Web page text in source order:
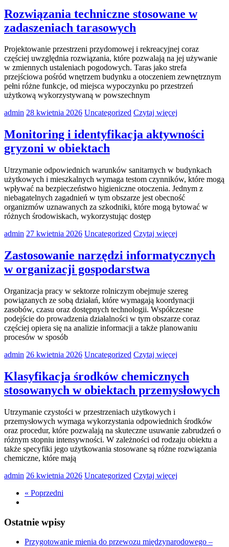
Rozwiązania techniczne stosowane w
zadaszeniach tarasowych
Projektowanie przestrzeni przydomowej i rekreacyjnej coraz
częściej uwzględnia rozwiązania, które pozwalają na jej używanie
w zmiennych ustaleniach pogodowych. Taras jako strefa
przejściowa pośród wnętrzem budynku a otoczeniem zewnętrznym
pełni różne funkcje, od miejsca wypoczynku po przestrzeń
użytkową wykorzystywaną w powszechnym
admin 28 kwietnia 2026 Uncategorized Czytaj więcej
Monitoring i identyfikacja aktywności
gryzoni w obiektach
Utrzymanie odpowiednich warunków sanitarnych w budynkach
użytkowych i mieszkalnych wymaga testom czynników, które mogą
wpływać na bezpieczeństwo higieniczne otoczenia. Jednym z
niebagatelnych zagadnień w tym obszarze jest obecność
organizmów uznawanych za szkodniki, które mogą bytować w
różnych środowiskach, wykorzystując dostęp
admin 27 kwietnia 2026 Uncategorized Czytaj więcej
Zastosowanie narzędzi informatycznych
w organizacji gospodarstwa
Organizacja pracy w sektorze rolniczym obejmuje szereg
powiązanych ze sobą działań, które wymagają koordynacji
zasobów, czasu oraz dostępnych technologii. Współczesne
podejście do prowadzenia działalności w tym obszarze coraz
częściej opiera się na analizie informacji a także planowaniu
procesów w sposób
admin 26 kwietnia 2026 Uncategorized Czytaj więcej
Klasyfikacja środków chemicznych
stosowanych w obiektach przemysłowych
Utrzymanie czystości w przestrzeniach użytkowych i
przemysłowych wymaga wykorzystania odpowiednich środków
oraz procedur, które pozwalają na skuteczne usuwanie zabrudzeń o
różnym stopniu intensywności. W zależności od rodzaju obiektu a
także specyfiki jego użytkowania stosowane są różne rozwiązania
chemiczne, które mają
admin 26 kwietnia 2026 Uncategorized Czytaj więcej
« Poprzedni
Ostatnie wpisy
Przygotowanie mienia do przewozu międzynarodowego –